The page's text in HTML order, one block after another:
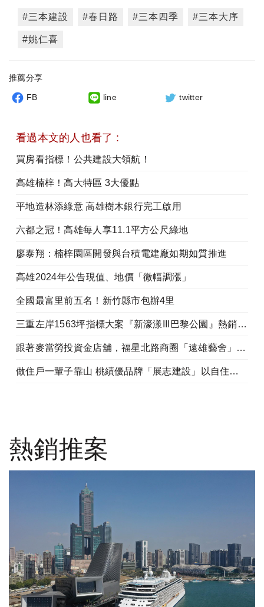
#三本建設 #春日路 #三本四季 #三本大序
#姚仁喜
推薦分享
FB line twitter
看過本文的人也看了 :
買房看指標！公共建設大領航！
高雄楠梓！高大特區 3大優點
平地造林添綠意 高雄樹木銀行完工啟用
六都之冠！高雄每人享11.1平方公尺綠地
廖泰翔：楠梓園區開發與台積電建廠如期如質推進
高雄2024年公告現值、地價「微幅調漲」
全國最富里前五名！新竹縣市包辦4里
三重左岸1563坪指標大案『新濠漾III巴黎公園』熱銷開工
跟著麥當勞投資金店舖，福星北路商圈「遠雄藝舍」金店炙手可熱
做住戶一輩子靠山 桃績優品牌「展志建設」以自住心蓋房
熱銷推案